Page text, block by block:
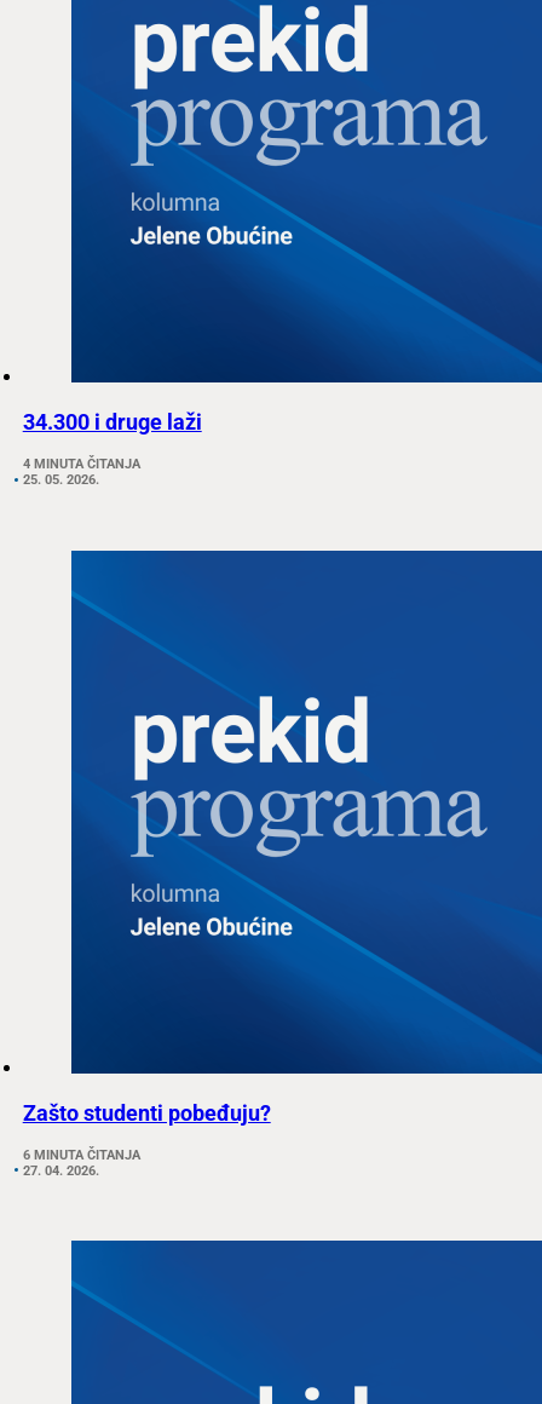
34.300 i druge laži
4 MINUTA ČITANJA
25. 05. 2026.
Zašto studenti pobeđuju?
6 MINUTA ČITANJA
27. 04. 2026.